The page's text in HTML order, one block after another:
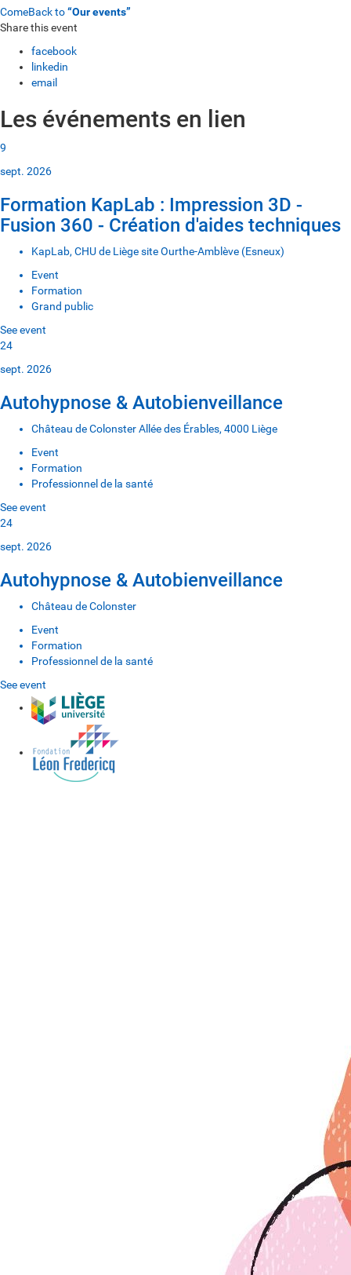
ComeBack to“Our events”
Share this event
facebook
linkedin
email
Les événements en lien
9
sept. 2026
Formation KapLab : Impression 3D -
Fusion 360 - Création d'aides techniques
KapLab, CHU de Liège site Ourthe-Amblève (Esneux)
Event
Formation
Grand public
See event
24
sept. 2026
Autohypnose & Autobienveillance
Château de Colonster Allée des Érables, 4000 Liège
Event
Formation
Professionnel de la santé
See event
24
sept. 2026
Autohypnose & Autobienveillance
Château de Colonster
Event
Formation
Professionnel de la santé
See event